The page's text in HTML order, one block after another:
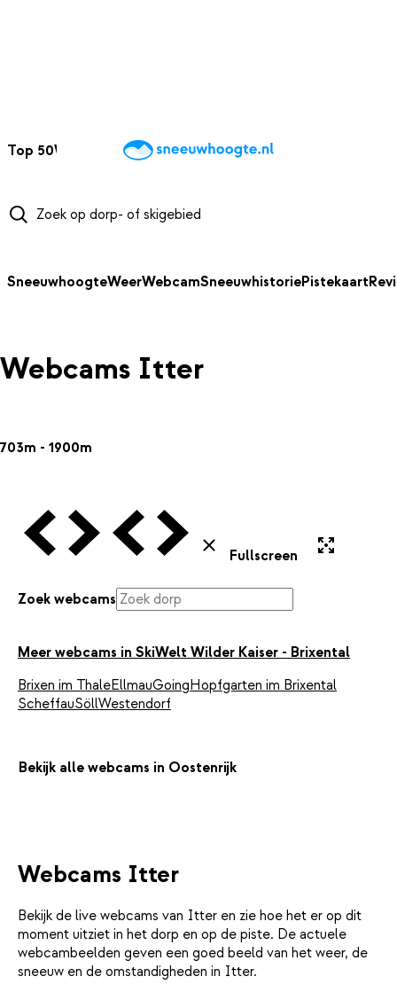
Top 50Webcams WintersportweerKaarten
SneeuwhoogteWeerWebcamSneeuwhistoriePistekaart
Webcams Itter
703m - 1900m
Vorige Webcam
Volgende Webcam
Vorige Webcam
Volgende Webcam
Sluiten
Fullscreen
Zoek webcams
Meer webcams in SkiWelt Wilder Kaiser - Brixental
Brixen im ThaleEllmauGoingHopfgarten im Brixental
ScheffauSöllWestendorf
Bekijk alle webcams in Oostenrijk
Webcams Itter
Bekijk de live webcams van Itter en zie hoe het er op dit
moment uitziet in het dorp en op de piste. De actuele
webcambeelden geven een goed beeld van het weer, de
sneeuw en de omstandigheden in Itter.